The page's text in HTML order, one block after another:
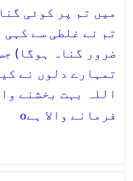
میں تم پر کوئی
تم نے غلطی سے کہی
ضرور گناہ ہوگا)
تمہارے دلوں نے
اللہ بہت بخشنے
فرمانے والا ہےo